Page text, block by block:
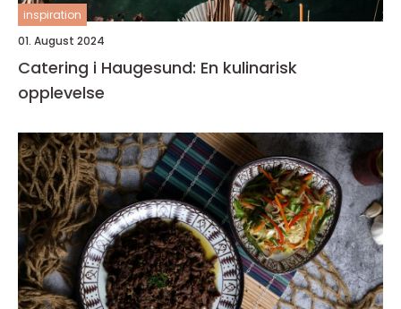
inspiration
01. August 2024
Catering i Haugesund: En kulinarisk
opplevelse